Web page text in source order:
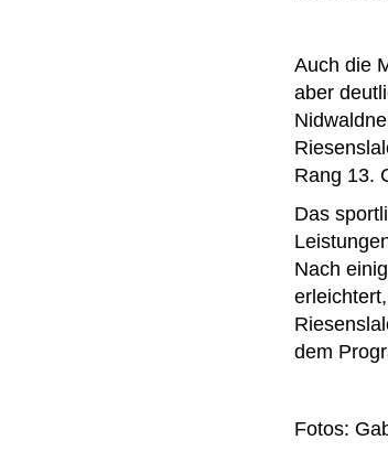
Auch die
aber
Rang 13.
Das
Nach
dem
Fotos: